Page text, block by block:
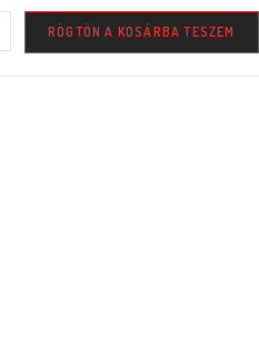
RÖGTÖN A KOSÁRBA TESZEM